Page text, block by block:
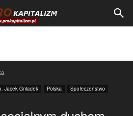
Jacek Gniadek Polska
Społeczeństwo